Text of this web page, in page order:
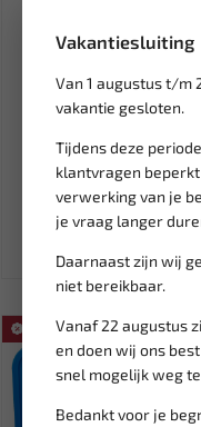
Vakantiesluiting
Van 1 augustus t/m
vakantie gesloten.
Tijdens deze
klantvragen
verwerking van je
je vraag langer
Daarnaast zijn wij
niet bereikbaar.
Vanaf 22 augustus
en doen wij ons
snel mogelijk weg
Bedankt voor je
Tijdelijk
uitverkocht
RODAC
digitaal + laser Tüv R...
3.842,96
3.993,00